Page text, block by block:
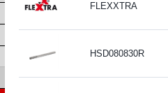
FLEXXTRA
HSD080830R